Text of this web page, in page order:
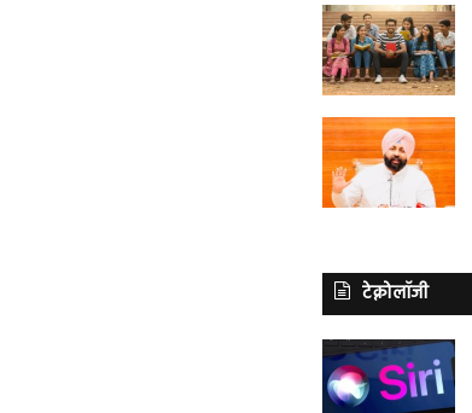
टेक्नोलॉजी